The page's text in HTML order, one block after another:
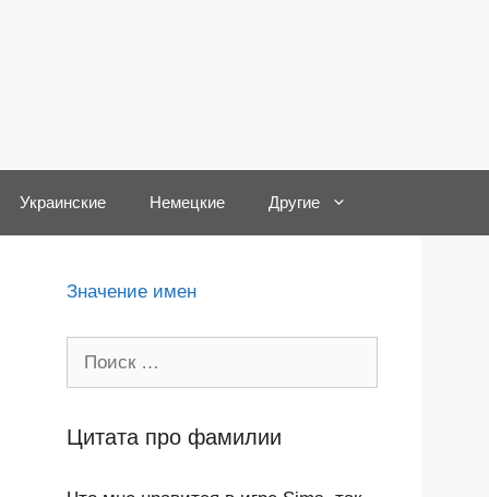
Украинские Немецкие Другие
Значение имен
Цитата про фамилии